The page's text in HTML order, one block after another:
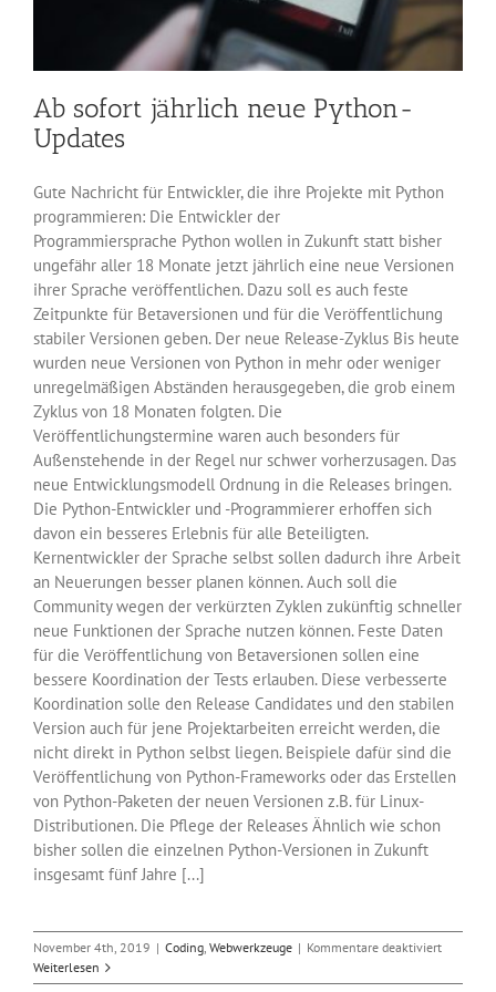
Ab sofort jährlich neue Python-
Updates
Gute Nachricht für Entwickler, die ihre Projekte mit Python
programmieren: Die Entwickler der
Programmiersprache Python wollen in Zukunft statt bisher
ungefähr aller 18 Monate jetzt jährlich eine neue Versionen
ihrer Sprache veröffentlichen. Dazu soll es auch feste
Zeitpunkte für Betaversionen und für die Veröffentlichung
stabiler Versionen geben. Der neue Release-Zyklus Bis heute
wurden neue Versionen von Python in mehr oder weniger
unregelmäßigen Abständen herausgegeben, die grob einem
Zyklus von 18 Monaten folgten. Die
Veröffentlichungstermine waren auch besonders für
Außenstehende in der Regel nur schwer vorherzusagen. Das
neue Entwicklungsmodell Ordnung in die Releases bringen.
Die Python-Entwickler und -Programmierer erhoffen sich
davon ein besseres Erlebnis für alle Beteiligten.
Kernentwickler der Sprache selbst sollen dadurch ihre Arbeit
an Neuerungen besser planen können. Auch soll die
Community wegen der verkürzten Zyklen zukünftig schneller
neue Funktionen der Sprache nutzen können. Feste Daten
für die Veröffentlichung von Betaversionen sollen eine
bessere Koordination der Tests erlauben. Diese verbesserte
Koordination solle den Release Candidates und den stabilen
Version auch für jene Projektarbeiten erreicht werden, die
nicht direkt in Python selbst liegen. Beispiele dafür sind die
Veröffentlichung von Python-Frameworks oder das Erstellen
von Python-Paketen der neuen Versionen z.B. für Linux-
Distributionen. Die Pflege der Releases Ähnlich wie schon
bisher sollen die einzelnen Python-Versionen in Zukunft
insgesamt fünf Jahre [...]
November 4th, 2019 | Coding, Webwerkzeuge | Kommentare deaktiviertfür
sofort
Weiterlesen